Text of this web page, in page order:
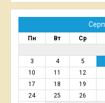
Пн Вт Ср
3
4 5
10
11 12
17
18 19
24
25 26